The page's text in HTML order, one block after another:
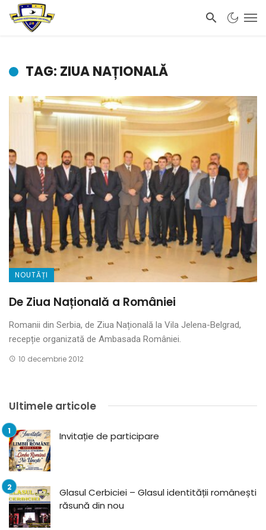
TAG: ZIUA NAȚIONALĂ
NOUTĂȚI
De Ziua Națională a României
Romanii din Serbia, de Ziua Națională la Vila Jelena-Belgrad,
recepție organizată de Ambasada României.
10 decembrie 2012
Ultimele articole
Invitație de participare
Glasul Cerbiciei – Glasul identității românești
răsună din nou